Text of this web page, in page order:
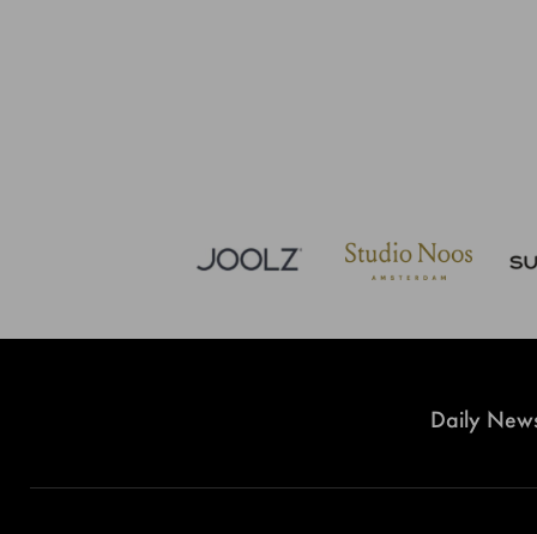
Daily